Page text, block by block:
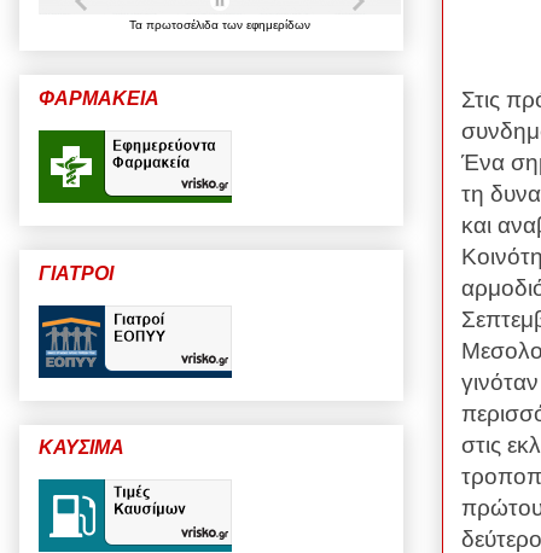
Στις
Ένα
τη
και
στις
Τα πρωτοσέλιδα των εφημερίδων
ΦΑΡΜΑΚΕΙΑ
ΓΙΑΤΡΟΙ
ΚΑΥΣΙΜΑ